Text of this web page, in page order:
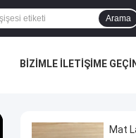
Arama
BIZIMLE ILETIŞIME GEÇIN
Mat